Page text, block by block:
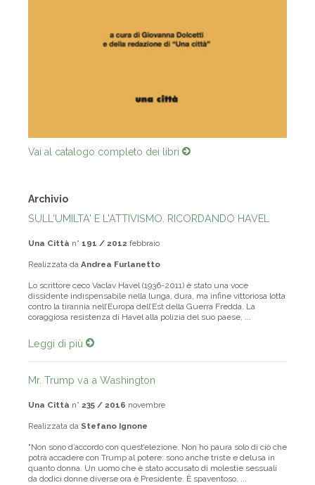
Vai al catalogo completo dei libri
Archivio
SULL'UMILTA' E L'ATTIVISMO. RICORDANDO HAVEL
Una Città n° 191 / 2012 febbraio
Realizzata da Andrea Furlanetto
Lo scrittore ceco Vaclav Havel (1936-2011) è stato una voce
dissidente indispensabile nella lunga, dura, ma infine vittoriosa lotta
contro la tirannia nell’Europa dell’Est della Guerra Fredda. La
coraggiosa resistenza di Havel alla polizia del suo paese, ...
Leggi di più
Mr. Trump va a Washington
Una Città n° 235 / 2016 novembre
Realizzata da Stefano Ignone
"Non sono d’accordo con quest’elezione. Non ho paura solo di ciò che
potrà accadere con Trump al potere: sono anche triste e delusa in
quanto donna. Un uomo che è stato accusato di molestie sessuali
da dodici donne diverse ora è Presidente. È spaventoso, ...